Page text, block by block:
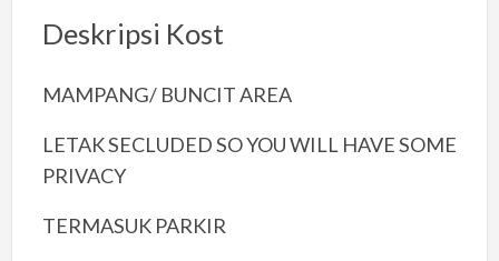
Deskripsi Kost
MAMPANG/ BUNCIT AREA
LETAK SECLUDED SO YOU WILL HAVE SOME
PRIVACY
TERMASUK PARKIR